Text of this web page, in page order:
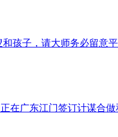
孩子，请大师务必留意
广东江门签订计谋合